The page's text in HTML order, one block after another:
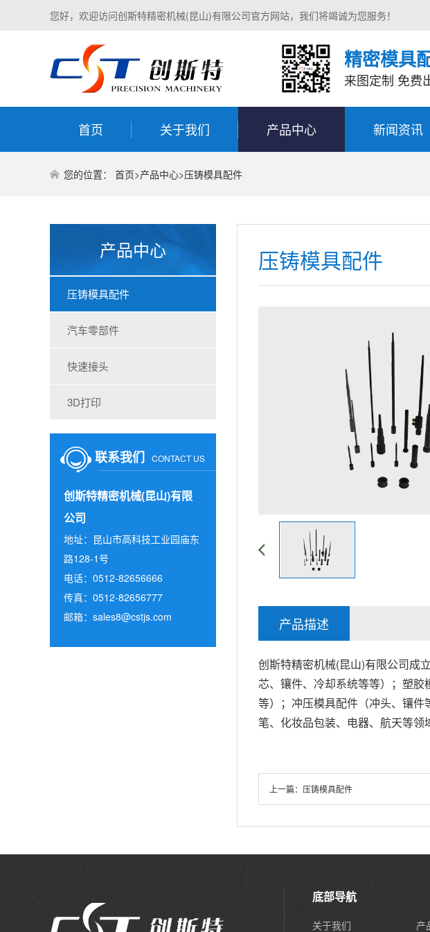
您好，欢迎访问创斯特精密机械(昆山)有限公司官方网站，我们将竭诚为您服务！
精密模具
来图定制 免费
首页 关于我们 产品中心 新闻资讯
您的位置： 首页>产品中心>压铸模具配件
产品中心
压铸模具配件
汽车零部件
快速接头
3D打印
联系我们 CONTACT US
创斯特精密机械(昆山)有限
公司
地址：昆山市高科技工业园庙东
路128-1号
电话：0512-82656666
传真：0512-82656777
邮箱：sales8@cstjs.com
压铸模具配件
产品描述
创斯特精密机械(昆山)有限公司成
芯、镶件、冷却系统等等）；塑
等）；冲压模具配件（冲头、镶
笔、化妆品包装、电器、航天等领
上一篇： 压铸模具配件
底部导航
关于我们 产